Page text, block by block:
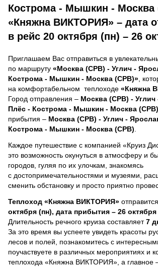
Кострома - Мышкин - Москва
«Княжна ВИКТОРИЯ» – дата
в рейс 20 октября (пн) – 26
Приглашаем Вас отправиться в
по маршруту «Москва (СРВ) - Углич -
Кострома - Мышкин - Москва (СРВ)» ,
на комфортабельном теплоходе «Княжна
Город отправления – Москва (СРВ) -
Плёс - Кострома - Мышкин - Москва (СРВ)
прибытия – Москва (СРВ) - Углич -
Кострома - Мышкин - Москва (СРВ)
Каждое путешествие с компанией «Круиз
это возможность окунуться в атмосферу и
городов, гуляя по их улочкам, знакомясь
с достопримечательностями и музеями,
сменить обстановку и просто приятно
Теплоход «Княжна ВИКТОРИЯ»
октября (пн), дата прибытия – 26 октября
Длительность речного круиза составляет7
За это время вы успеете увидеть красоты
лесов и полей, познакомитесь с
поучаствуете в различных мероприятиях и
теплохода «Княжна ВИКТОРИЯ», а главное